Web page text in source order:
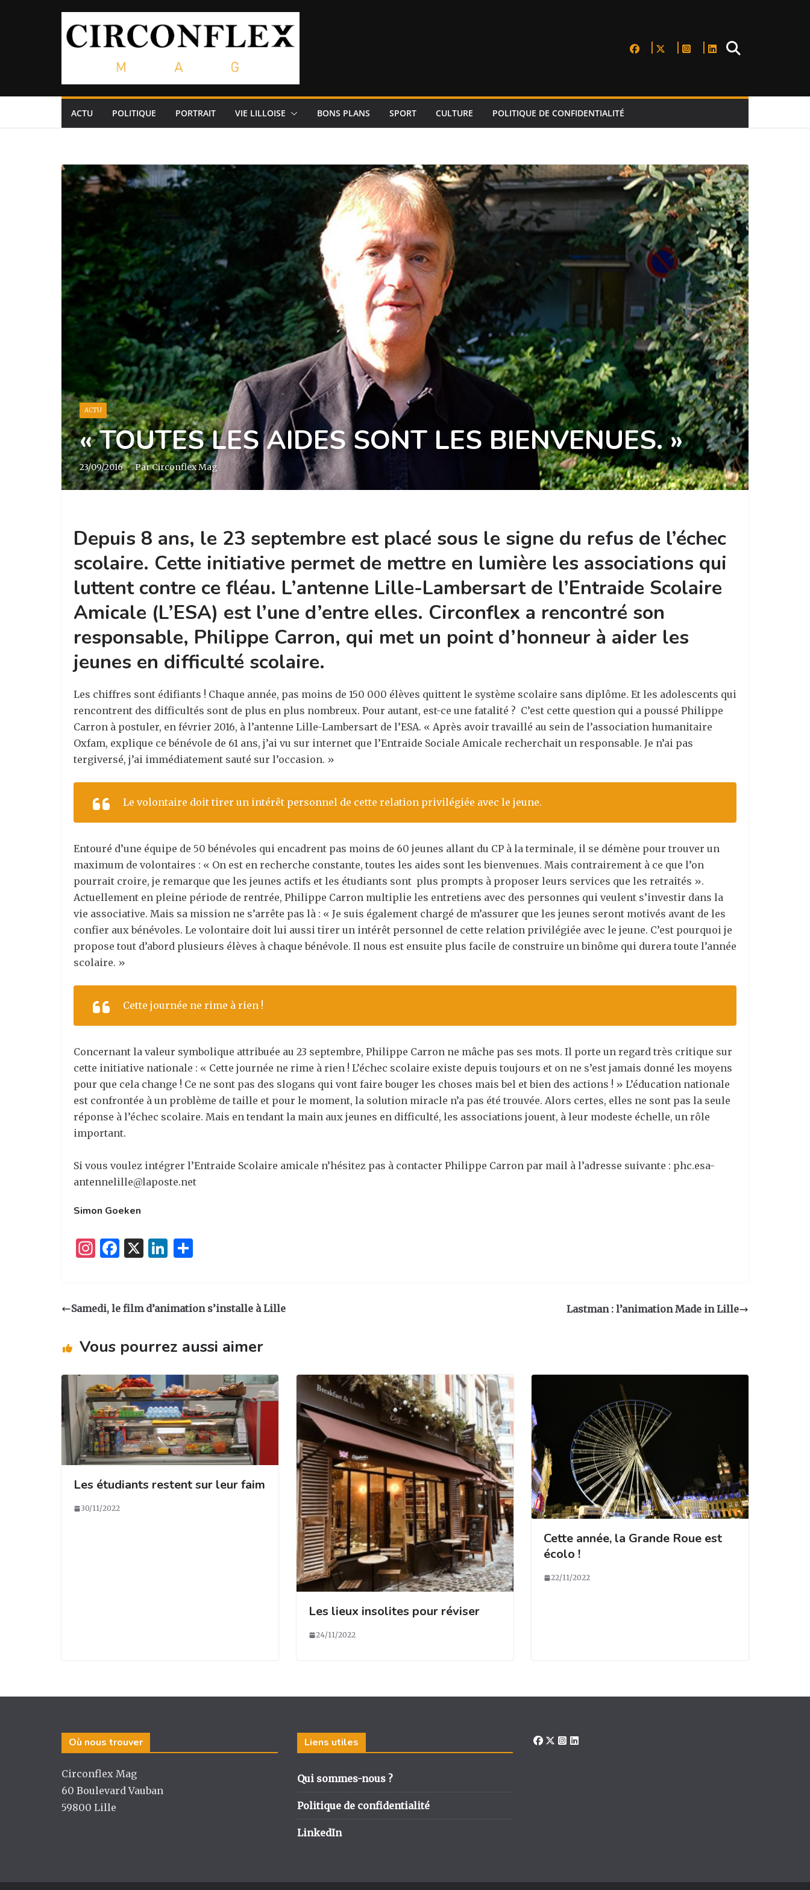
ACTU POLITIQUE PORTRAIT VIE LILLOISE BONS PLANS SPORT CULTURE POLITIQUE DE CONFIDENTIALITÉ
ACTU
« TOUTES LES AIDES SONT LES BIENVENUES. »
23/09/2016 · Par Circonflex Mag
Depuis 8 ans, le 23 septembre est placé sous le signe du refus de l’échec
scolaire. Cette initiative permet de mettre en lumière les associations qui
luttent contre ce fléau. L’antenne Lille-Lambersart de l’Entraide Scolaire
Amicale (L’ESA) est l’une d’entre elles. Circonflex a rencontré son
responsable, Philippe Carron, qui met un point d’honneur à aider les
jeunes en difficulté scolaire.
Les chiffres sont édifiants ! Chaque année, pas moins de 150 000 élèves quittent le système scolaire sans diplôme. Et les adolescents qui
rencontrent des difficultés sont de plus en plus nombreux. Pour autant, est-ce une fatalité ? C’est cette question qui a poussé Philippe
Carron à postuler, en février 2016, à l’antenne Lille-Lambersart de l’ESA. « Après avoir travaillé au sein de l’association humanitaire
Oxfam, explique ce bénévole de 61 ans, j’ai vu sur internet que l’Entraide Sociale Amicale recherchait un responsable. Je n’ai pas
tergiversé, j’ai immédiatement sauté sur l’occasion. »
Le volontaire doit tirer un intérêt personnel de cette relation privilégiée avec le jeune.
Entouré d’une équipe de 50 bénévoles qui encadrent pas moins de 60 jeunes allant du CP à la terminale, il se démène pour trouver un
maximum de volontaires : « On est en recherche constante, toutes les aides sont les bienvenues. Mais contrairement à ce que l’on
pourrait croire, je remarque que les jeunes actifs et les étudiants sont plus prompts à proposer leurs services que les retraités ».
Actuellement en pleine période de rentrée, Philippe Carron multiplie les entretiens avec des personnes qui veulent s’investir dans la
vie associative. Mais sa mission ne s’arrête pas là : « Je suis également chargé de m’assurer que les jeunes seront motivés avant de les
confier aux bénévoles. Le volontaire doit lui aussi tirer un intérêt personnel de cette relation privilégiée avec le jeune. C’est pourquoi je
propose tout d’abord plusieurs élèves à chaque bénévole. Il nous est ensuite plus facile de construire un binôme qui durera toute l’année
scolaire. »
Cette journée ne rime à rien !
Concernant la valeur symbolique attribuée au 23 septembre, Philippe Carron ne mâche pas ses mots. Il porte un regard très critique sur
cette initiative nationale : « Cette journée ne rime à rien ! L’échec scolaire existe depuis toujours et on ne s’est jamais donné les moyens
pour que cela change ! Ce ne sont pas des slogans qui vont faire bouger les choses mais bel et bien des actions ! » L’éducation nationale
est confrontée à un problème de taille et pour le moment, la solution miracle n’a pas été trouvée. Alors certes, elles ne sont pas la seule
réponse à l’échec scolaire. Mais en tendant la main aux jeunes en difficulté, les associations jouent, à leur modeste échelle, un rôle
important.
Si vous voulez intégrer l’Entraide Scolaire amicale n’hésitez pas à contacter Philippe Carron par mail à l’adresse suivante : phc.esa-
antennelille@laposte.net
Simon Goeken
I
a
ra
F
e
o
k
X
Li
e
n
g
Samedi, le film d’animation s’installe à Lille Lastman : l’animation Made in Lille
Vous pourrez aussi aimer
Les étudiants restent sur leur faim
30/11/2022
Les lieux insolites pour réviser
24/11/2022
Cette année, la Grande Roue est
écolo !
22/11/2022
Où nous trouver
Circonflex Mag
60 Boulevard Vauban
59800 Lille
Liens utiles
Qui sommes-nous ?
Politique de confidentialité
LinkedIn